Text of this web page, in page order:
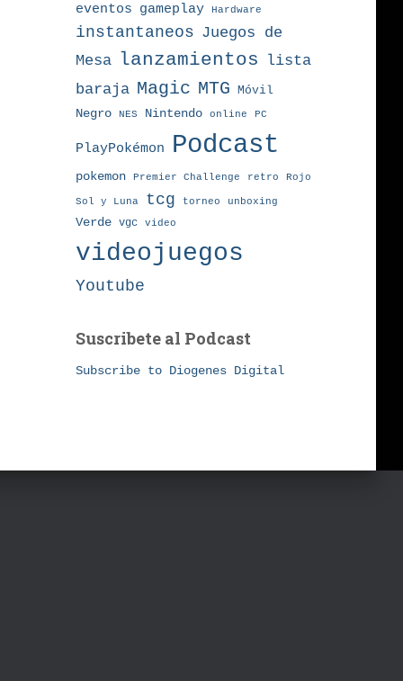
eventos gameplay Hardware
instantaneos Juegos de
Mesa
lanzamientos
lista
baraja Magic MTG Móvil
Negro
NES Nintendo online PC
PlayPokémon Podcast
pokemon Premier Challenge retro Rojo
Sol y Luna tcg torneo unboxing
Verde vgc video
videojuegos
Youtube
Suscribete al Podcast
Subscribe to Diogenes Digital